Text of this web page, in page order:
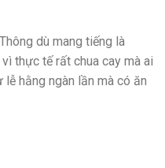
dù mang tiếng là
thực tế rất chua cay mà ai
hằng ngàn lần mà có ăn